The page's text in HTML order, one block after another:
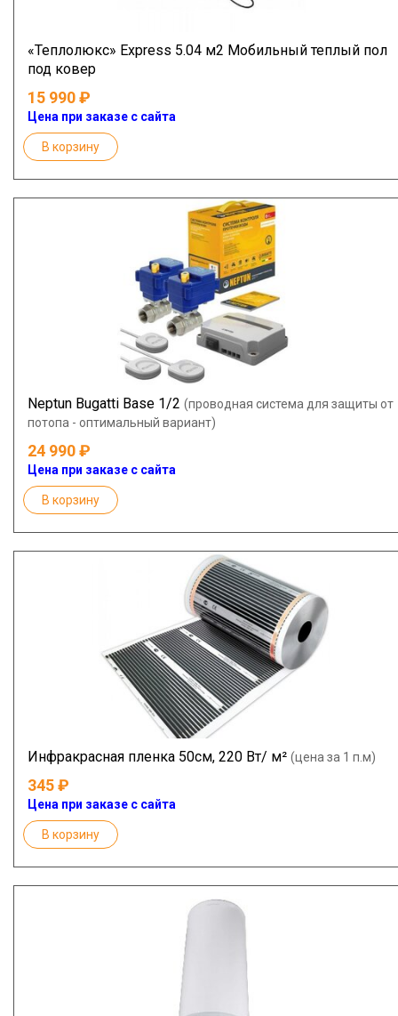
«Теплолюкс» Express 5.04 м2 Мобильный теплый пол
под ковер
15 990
Цена при заказе с сайта
В корзину
Neptun Bugatti Base 1/2 (проводная система для защиты от
потопа - оптимальный вариант)
24 990
Цена при заказе с сайта
В корзину
Инфракрасная пленка 50см, 220 Вт/ м² (цена за 1 п.м)
345
Цена при заказе с сайта
В корзину